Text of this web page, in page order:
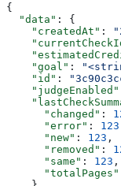
{
  "data"
: {
    "createdAt"
:
    "goal"
:
    "id"
:
    "judgeEnabled"
      "changed"
:
      "error"
: 123
      "new"
: 123 ,
      "removed"
:
      "same"
: 123 ,
      "totalPages"